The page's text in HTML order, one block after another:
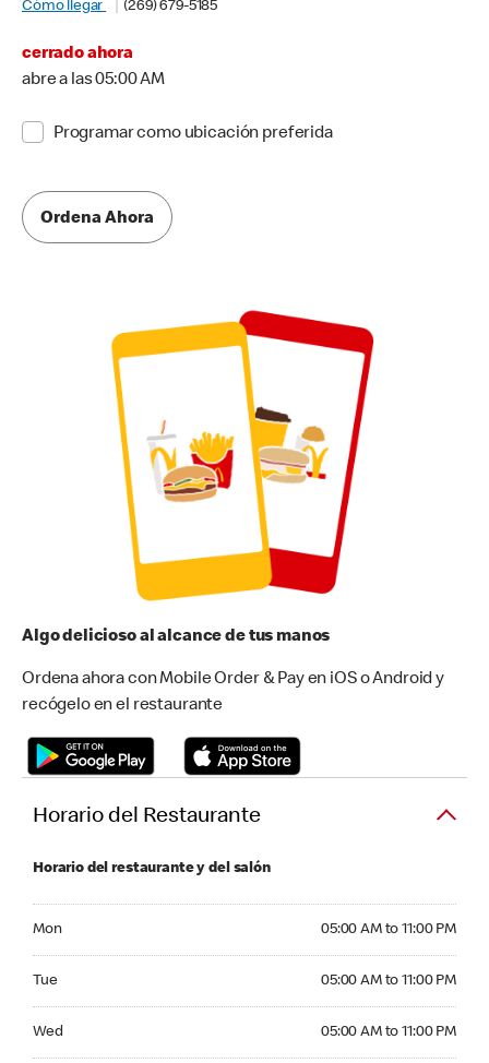
Cómo llegar
(269) 679-5185
cerrado ahora
abre a las 05:00 AM
Programar como ubicación preferida
Ordena Ahora
Algo delicioso al alcance de tus manos
Ordena ahora con Mobile Order & Pay en iOS o Android y
recógelo en el restaurante
Horario del Restaurante
Horario del restaurante y del salón
Mon 05:00 AM to 11:00 PM
Tue 05:00 AM to 11:00 PM
Wed 05:00 AM to 11:00 PM